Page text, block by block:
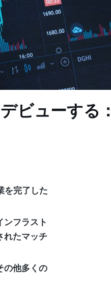
ビューする：
を完了した
フラスト
れたマッチ
の他多くの